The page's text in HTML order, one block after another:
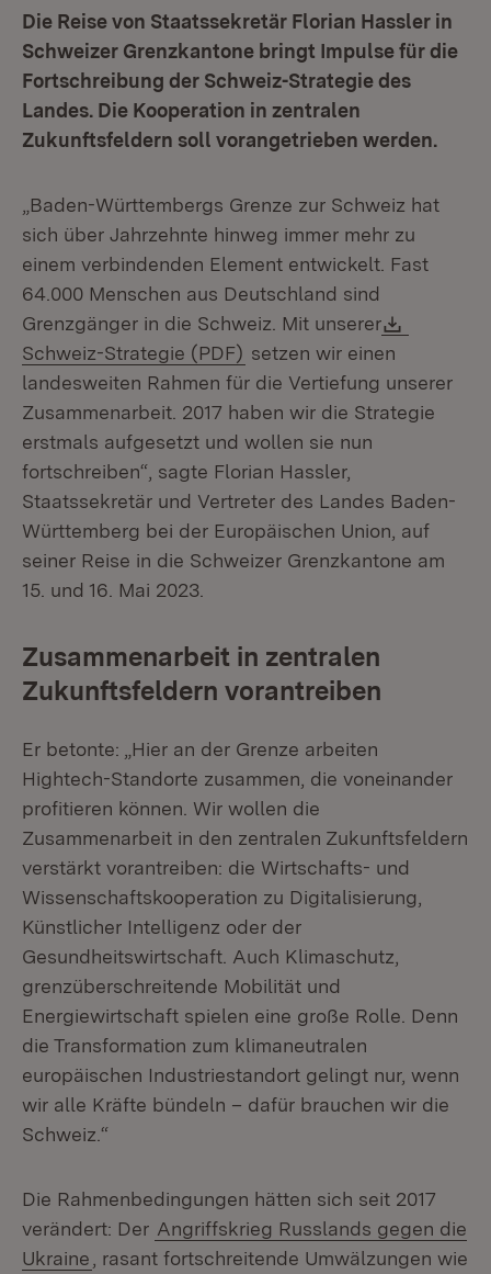
Die Reise von Staatssekretär Florian Hassler in
Schweizer Grenzkantone bringt Impulse für die
Fortschreibung der Schweiz-Strategie des
Landes. Die Kooperation in zentralen
Zukunftsfeldern soll vorangetrieben werden.
„Baden-Württembergs Grenze zur Schweiz hat
sich über Jahrzehnte hinweg immer mehr zu
einem verbindenden Element entwickelt. Fast
64.000 Menschen aus Deutschland sind
Grenzgänger in die Schweiz. Mit unserer
Schweiz-Strategie (PDF) (Öffnet in neuem Fenster)
setzen wir einen
landesweiten Rahmen für die Vertiefung unserer
Zusammenarbeit. 2017 haben wir die Strategie
erstmals aufgesetzt und wollen sie nun
fortschreiben“, sagte Florian Hassler,
Staatssekretär und Vertreter des Landes Baden-
Württemberg bei der Europäischen Union, auf
seiner Reise in die Schweizer Grenzkantone am
15. und 16. Mai 2023.
Zusammenarbeit in zentralen
Zukunftsfeldern vorantreiben
Er betonte: „Hier an der Grenze arbeiten
Hightech-Standorte zusammen, die voneinander
profitieren können. Wir wollen die
Zusammenarbeit in den zentralen Zukunftsfeldern
verstärkt vorantreiben: die Wirtschafts- und
Wissenschaftskooperation zu Digitalisierung,
Künstlicher Intelligenz oder der
Gesundheitswirtschaft. Auch Klimaschutz,
grenzüberschreitende Mobilität und
Energiewirtschaft spielen eine große Rolle. Denn
die Transformation zum klimaneutralen
europäischen Industriestandort gelingt nur, wenn
wir alle Kräfte bündeln – dafür brauchen wir die
Schweiz.“
Die Rahmenbedingungen hätten sich seit 2017
verändert: Der Angriffskrieg Russlands gegen die
Ukraine
, rasant fortschreitende Umwälzungen wie